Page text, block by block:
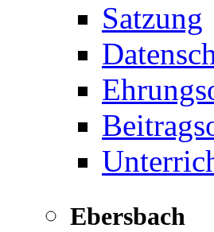
Satzung
Ebersbach